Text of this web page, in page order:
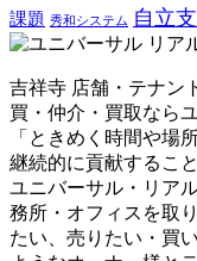
課題 秀和システム 自立
吉祥寺 店舗・テナン
買・仲介・買取なら
「ときめく時間や場
継続的に貢献すること
ユニバーサル・リア
務所・オフィスを取
たい、売りたい・買